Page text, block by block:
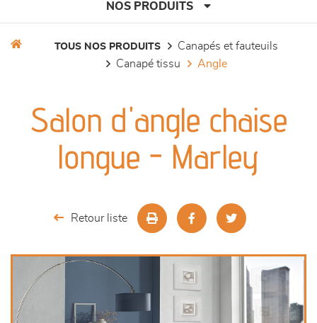
NOS PRODUITS
séjours
meubles de complément
décoration
TOUS NOS PRODUITS
canapés et fauteuils
canapé tissu
angle
Salon d'angle chaise
longue - Marley
Retour liste